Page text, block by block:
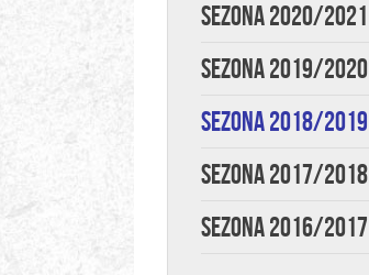
SEZONA 2020/2021
SEZONA 2019/2020
SEZONA 2018/2019
SEZONA 2017/2018
SEZONA 2016/2017